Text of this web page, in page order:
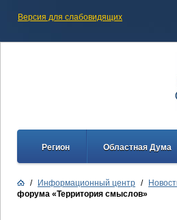
Версия для слабовидящих
Регион Областная Дума
/ Информационный центр /
форума «Территория смыслов»